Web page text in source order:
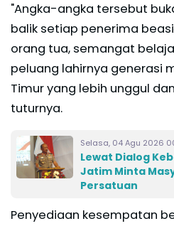
"Angka-angka tersebut
balik setiap penerima
orang tua, semangat
peluang lahirnya generasi
Timur yang lebih unggul
tuturnya.
Selasa, 04 Agu 2026
Lewat Dialog
Jatim Minta
Persatuan
Penyediaan kesempatan